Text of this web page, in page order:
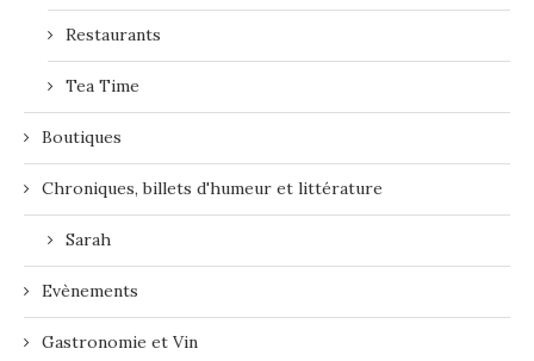
Restaurants
Tea Time
Boutiques
Chroniques, billets d'humeur et littérature
Sarah
Evènements
Gastronomie et Vin